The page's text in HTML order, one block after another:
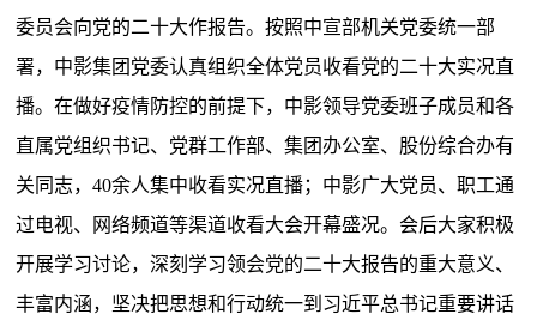
委员会向党的二十大作报告。按照中宣部机关党委统一部
署，中影集团党委认真组织全体党员收看党的二十大实况直
播。在做好疫情防控的前提下，中影领导党委班子成员和各
直属党组织书记、党群工作部、集团办公室、股份综合办有
关同志，40余人集中收看实况直播；中影广大党员、职工通
过电视、网络频道等渠道收看大会开幕盛况。会后大家积极
开展学习讨论，深刻学习领会党的二十大报告的重大意义、
丰富内涵，坚决把思想和行动统一到习近平总书记重要讲话